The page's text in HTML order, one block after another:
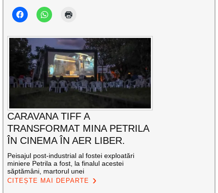
CARAVANA TIFF A
TRANSFORMAT MINA PETRILA
ÎN CINEMA ÎN AER LIBER.
Peisajul post-industrial al fostei exploatări
miniere Petrila a fost, la finalul acestei
săptămâni, martorul unei
CITEȘTE MAI DEPARTE